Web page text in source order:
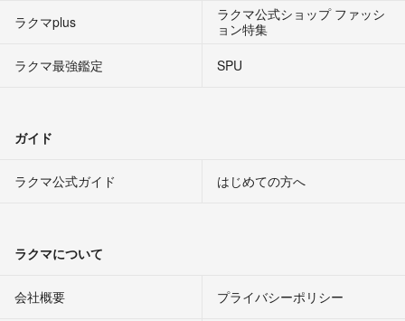
ラクマplus
ラクマ公式ショップ ファッシ
ョン特集
ラクマ最強鑑定
SPU
ガイド
ラクマ公式ガイド はじめての方へ
ラクマについて
会社概要 プライバシーポリシー